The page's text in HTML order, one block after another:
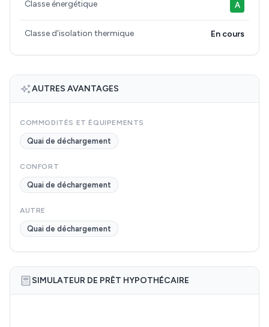
Classe énergétique A
Classe d'isolation thermique En cours
AUTRES AVANTAGES
COMMODITÉS ET ÉQUIPEMENTS
Quai de déchargement
CONFORT
Quai de déchargement
AUTRE
Quai de déchargement
SIMULATEUR DE PRÊT HYPOTHÉCAIRE